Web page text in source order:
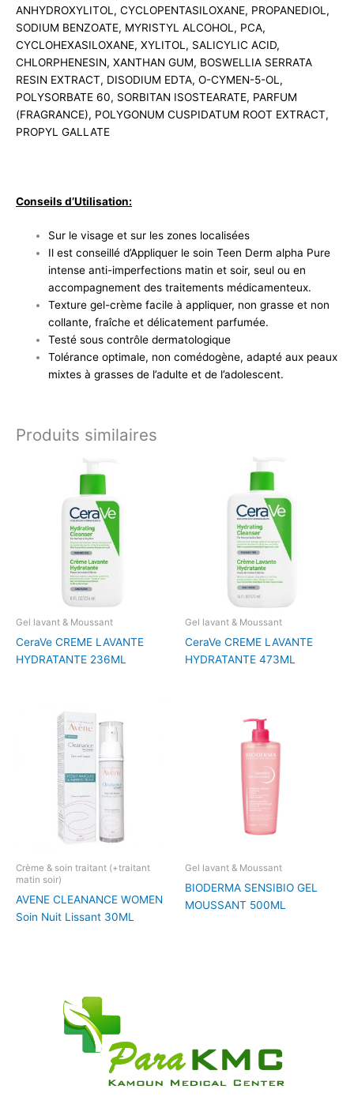
ANHYDROXYLITOL, CYCLOPENTASILOXANE, PROPANEDIOL,
SODIUM BENZOATE, MYRISTYL ALCOHOL, PCA,
CYCLOHEXASILOXANE, XYLITOL, SALICYLIC ACID,
CHLORPHENESIN, XANTHAN GUM, BOSWELLIA SERRATA
RESIN EXTRACT, DISODIUM EDTA, O-CYMEN-5-OL,
POLYSORBATE 60, SORBITAN ISOSTEARATE, PARFUM
(FRAGRANCE), POLYGONUM CUSPIDATUM ROOT EXTRACT,
PROPYL GALLATE
Conseils d’Utilisation:
Sur le visage et sur les zones localisées
Il est conseillé d’Appliquer le soin Teen Derm alpha Pure
intense anti-imperfections matin et soir, seul ou en
accompagnement des traitements médicamenteux.
Texture gel-crème facile à appliquer, non grasse et non
collante, fraîche et délicatement parfumée.
Testé sous contrôle dermatologique
Tolérance optimale, non comédogène, adapté aux peaux
mixtes à grasses de l’adulte et de l’adolescent.
Produits similaires
Gel lavant & Moussant
CeraVe CREME LAVANTE
HYDRATANTE 236ML
Gel lavant & Moussant
CeraVe CREME LAVANTE
HYDRATANTE 473ML
Crème & soin traitant (+traitant
matin soir)
AVENE CLEANANCE WOMEN
Soin Nuit Lissant 30ML
Gel lavant & Moussant
BIODERMA SENSIBIO GEL
MOUSSANT 500ML